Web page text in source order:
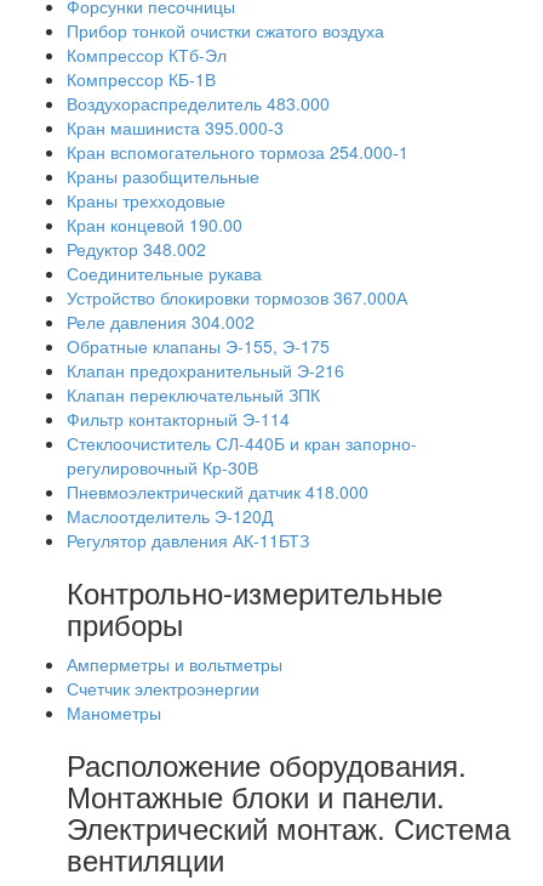
Форсунки песочницы
Прибор тонкой очистки сжатого воздуха
Компрессор КТб-Эл
Компрессор КБ-1В
Воздухораспределитель 483.000
Кран машиниста 395.000-3
Кран вспомогательного тормоза 254.000-1
Краны разобщительные
Краны трехходовые
Кран концевой 190.00
Редуктор 348.002
Соединительные рукава
Устройство блокировки тормозов 367.000А
Реле давления 304.002
Обратные клапаны Э-155, Э-175
Клапан предохранительный Э-216
Клапан переключательный ЗПК
Фильтр контакторный Э-114
Стеклоочиститель СЛ-440Б и кран запорно-
регулировочный Кр-30В
Пневмоэлектрический датчик 418.000
Маслоотделитель Э-120Д
Регулятор давления АК-11БТЗ
Контрольно-измерительные
приборы
Амперметры и вольтметры
Счетчик электроэнергии
Манометры
Расположение оборудования.
Монтажные блоки и панели.
Электрический монтаж. Система
вентиляции